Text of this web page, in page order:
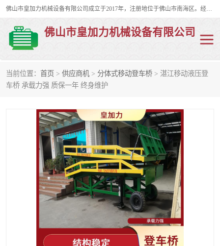
佛山市皇加力机械设备有限公司成立于2017年，注册地位于佛山市南海区。经营范围包括：其他机械设备及电子产品批发、电气设备批发、贸易代理、五金产品批发等；主要产品有：移动式登车桥、叉车装卸货平台、移动式升降机、升降货梯、油桶夹具、电动堆高车。
佛山市皇加力机械设备有限公司
当前位置： 首页 > 供应商机 > 分体式移动登车桥 > 湛江移动液压登
车桥 承载力强 质保一年 终身维护
移动式登车桥
步行式电动堆高车 移动登车台
叉车装卸货平台 电动搬运车
移动式升降平台 升降货梯
集装箱装柜平台 油桶夹具